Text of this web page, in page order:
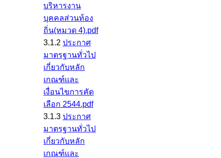
บริหารงาน
บุคคลส่วนท้อง
ถิ่น(หมวด 4).pdf
3.1.2 ประกาศ
มาตรฐานทั่วไป
เกี่ยวกับหลัก
เกณฑ์และ
เงื่อนไขการคัด
เลือก 2544.pdf
3.1.3 ประกาศ
มาตรฐานทั่วไป
เกี่ยวกับหลัก
เกณฑ์และ